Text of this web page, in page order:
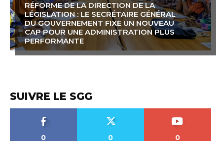
RÉFORME DE LA DIRECTION DE LA
LÉGISLATION : LE SECRÉTAIRE GÉNÉRAL
DU GOUVERNEMENT FIXE UN NOUVEAU
CAP POUR UNE ADMINISTRATION PLUS
PERFORMANTE
SUIVRE LE SGG
0 0 0